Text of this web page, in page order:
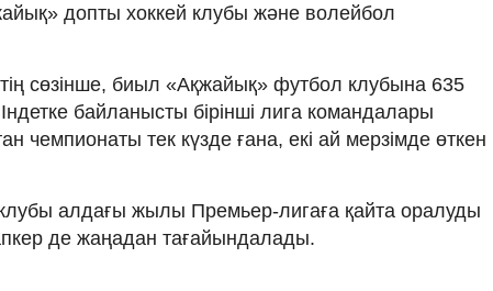
допты хоккей клубы және волейбол
сөзінше, биыл «Ақжайық» футбол клубына 635
байланысты бірінші лига командалары
чемпионаты тек күзде ғана, екі ай мерзімде өткен
алдағы жылы Премьер-лигаға қайта оралуды
де жаңадан тағайындалады.